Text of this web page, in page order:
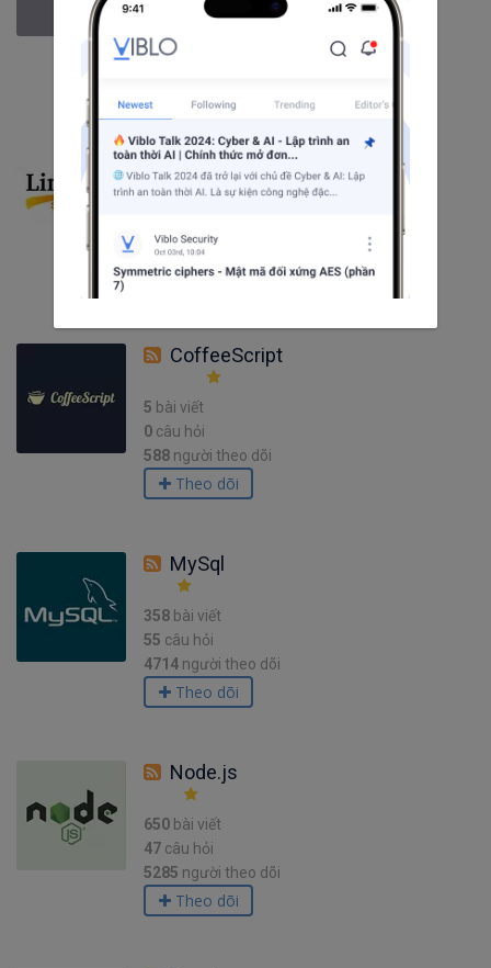
câu hỏi
1748
Linux
361bài viết
3875người theo dõi
Theo dõi
CoffeeScript
5 bài viết
0 câu hỏi
588 người theo dõi
Theo dõi
MySql
358 bài viết
55 câu hỏi
4714 người theo dõi
Theo dõi
Node.js
650 bài viết
47 câu hỏi
5285 người theo dõi
Theo dõi